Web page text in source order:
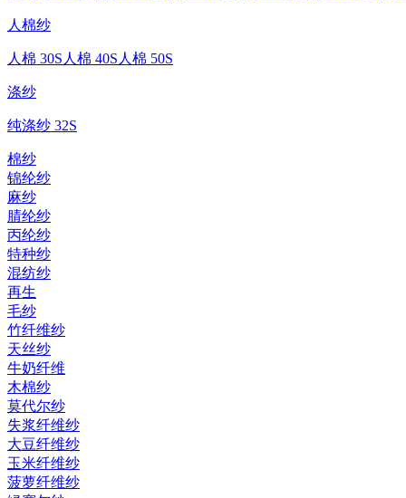
人棉纱
人棉 30S 人棉 40S 人棉 50S
涤纱
纯涤纱 32S
棉纱
锦纶纱
麻纱
腈纶纱
丙纶纱
特种纱
混纺纱
再生
毛纱
竹纤维纱
天丝纱
牛奶纤维
木棉纱
莫代尔纱
失浆纤维纱
大豆纤维纱
玉米纤维纱
菠萝纤维纱